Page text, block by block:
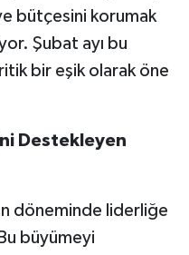
bütçesini korumak
Şubat ayı bu
bir eşik olarak öne
Destekleyen
döneminde liderliğe
büyümeyi